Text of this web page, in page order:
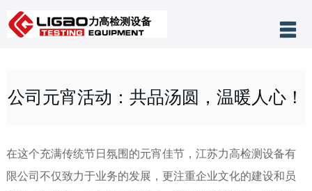
关于力高
客户案例
公司元宵活动：共品汤圆，温暖人心！
在这个充满传统节日氛围的元宵佳节， 江苏力高检测设备有
限公司 不仅致力于业务的发展，更注重企业文化的建设和员